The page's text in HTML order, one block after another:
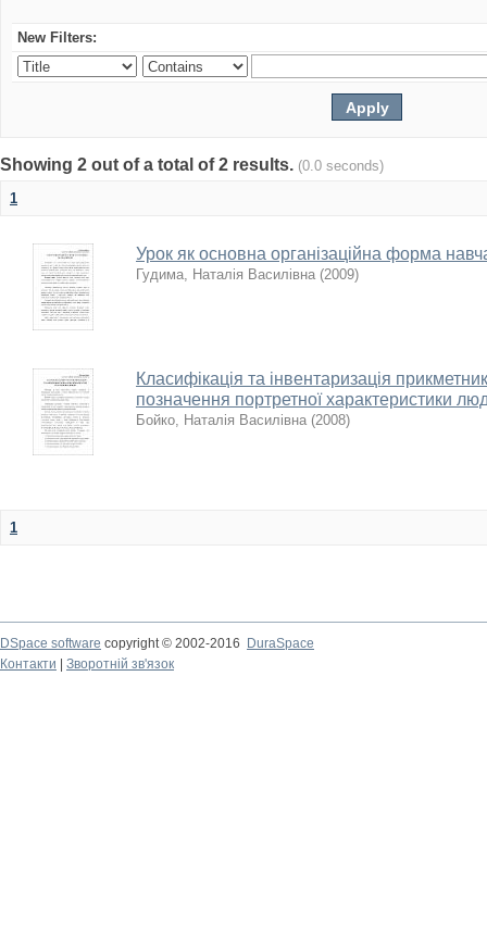
New Filters:
Showing 2 out of a total of 2 results. (0.0 seconds)
1
Урок як основна організаційна форма
Гудима, Наталія Василівна (2009)
Класифікація та інвентаризація
позначення портретної характеристики
Бойко, Наталія Василівна (2008)
1
DSpace software copyright © 2002-2016
DuraSpace
Контакти
Зворотній зв'язок